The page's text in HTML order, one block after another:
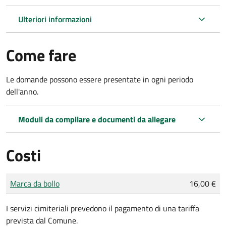
Ulteriori informazioni
Come fare
Le domande possono essere presentate in ogni periodo
dell'anno.
Moduli da compilare e documenti da allegare
Costi
Tipo di pagamento
Importo
Marca da bollo 16,00 €
I servizi cimiteriali prevedono il pagamento di una tariffa
prevista dal Comune.